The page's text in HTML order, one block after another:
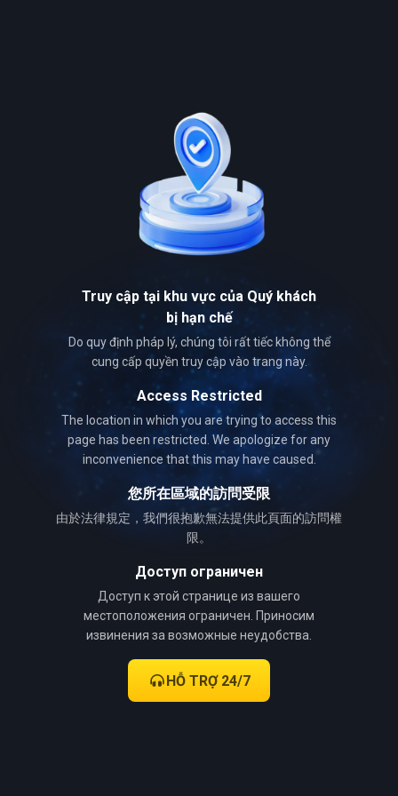
Truy cập tại khu vực của Quý khách
bị hạn chế
Do quy định pháp lý, chúng tôi rất tiếc không thể
cung cấp quyền truy cập vào trang này.
Access Restricted
The location in which you are trying to access this
page has been restricted. We apologize for any
inconvenience that this may have caused.
您所在區域的訪問受限
由於法律規定，我們很抱歉無法提供此頁面的訪問權
限。
Доступ ограничен
Доступ к этой странице из вашего
местоположения ограничен. Приносим
извинения за возможные неудобства.
HỖ TRỢ 24/7